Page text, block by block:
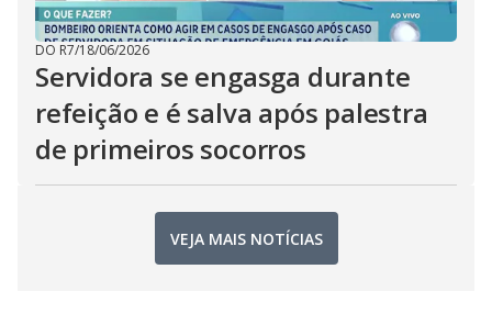
DO R7/18/06/2026
Servidora se engasga durante
refeição e é salva após palestra
de primeiros socorros
VEJA MAIS NOTÍCIAS